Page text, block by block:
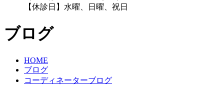
【休診日】水曜、日曜、祝日
ブログ
HOME
ブログ
コーディネーターブログ